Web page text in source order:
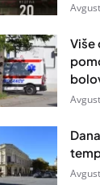
Više